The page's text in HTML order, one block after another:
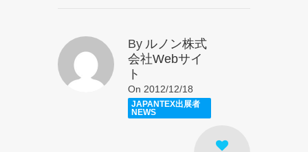
By ルノン株式
会社Webサイ
ト
On 2012/12/18
JAPANTEX出展者
NEWS